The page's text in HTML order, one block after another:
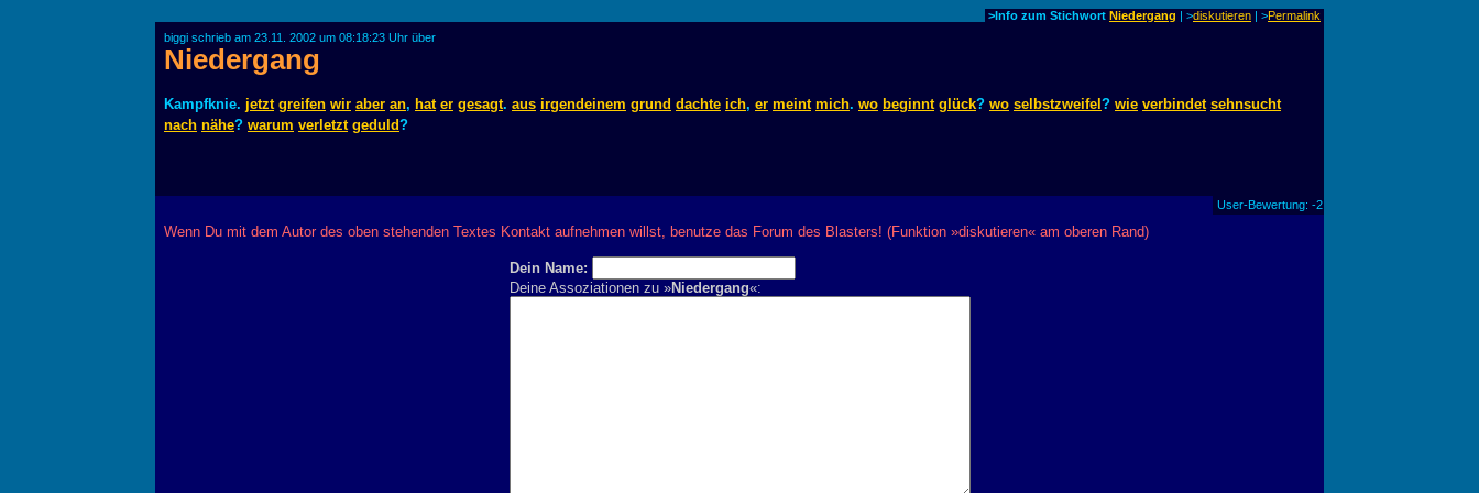
>Info zum Stichwort Niedergang | >diskutieren | >Permalink
biggi schrieb am 23.11. 2002 um 08:18:23 Uhr über
Niedergang
Kampfknie. jetzt greifen wir aber an, hat er gesagt. aus irgendeinem grund dachte ich, er meint mich. wo beginnt glück? wo selbstzweifel ? wie verbindet sehnsucht
nach nähe? warum verletzt geduld?
User-Bewertung: -2
Wenn Du mit dem Autor des oben stehenden Textes Kontakt aufnehmen willst, benutze das Forum des Blasters! (Funktion »diskutieren« am oberen Rand)
Dein Name:
Deine Assoziationen zu »Niedergang«: